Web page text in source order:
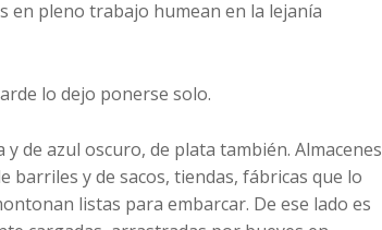
en pleno trabajo humean en la lejanía
lo dejo ponerse solo.
de azul oscuro, de plata también. Almacenes
barriles y de sacos, tiendas, fábricas que lo
listas para embarcar. De ese lado es